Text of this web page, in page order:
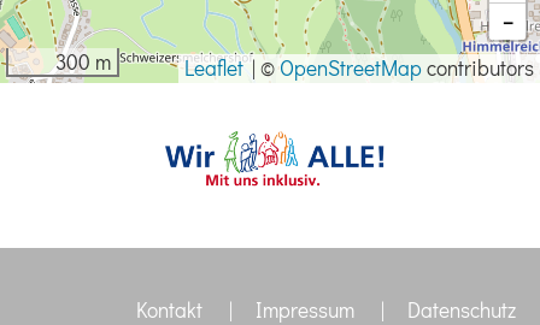
300 m
−
Leaflet | ©OpenStreetMapcontributors
Kontakt | Impressum | Datenschutz